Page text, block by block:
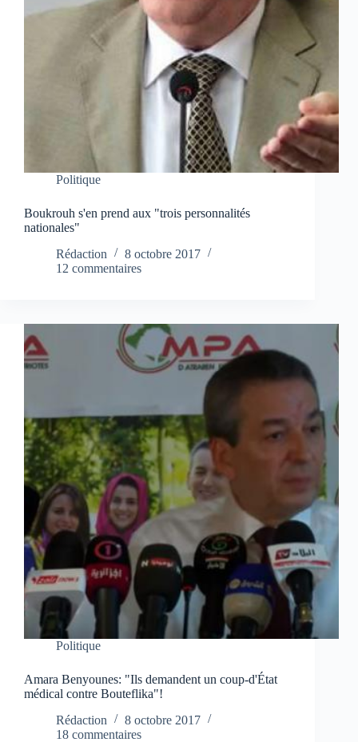
Politique
Boukrouh s'en prend aux "trois personnalités
nationales"
Rédaction
8 octobre 2017
12 commentaires
Politique
Amara Benyounes: "Ils demandent un coup-d'État
médical contre Bouteflika"!
Rédaction
8 octobre 2017
18 commentaires